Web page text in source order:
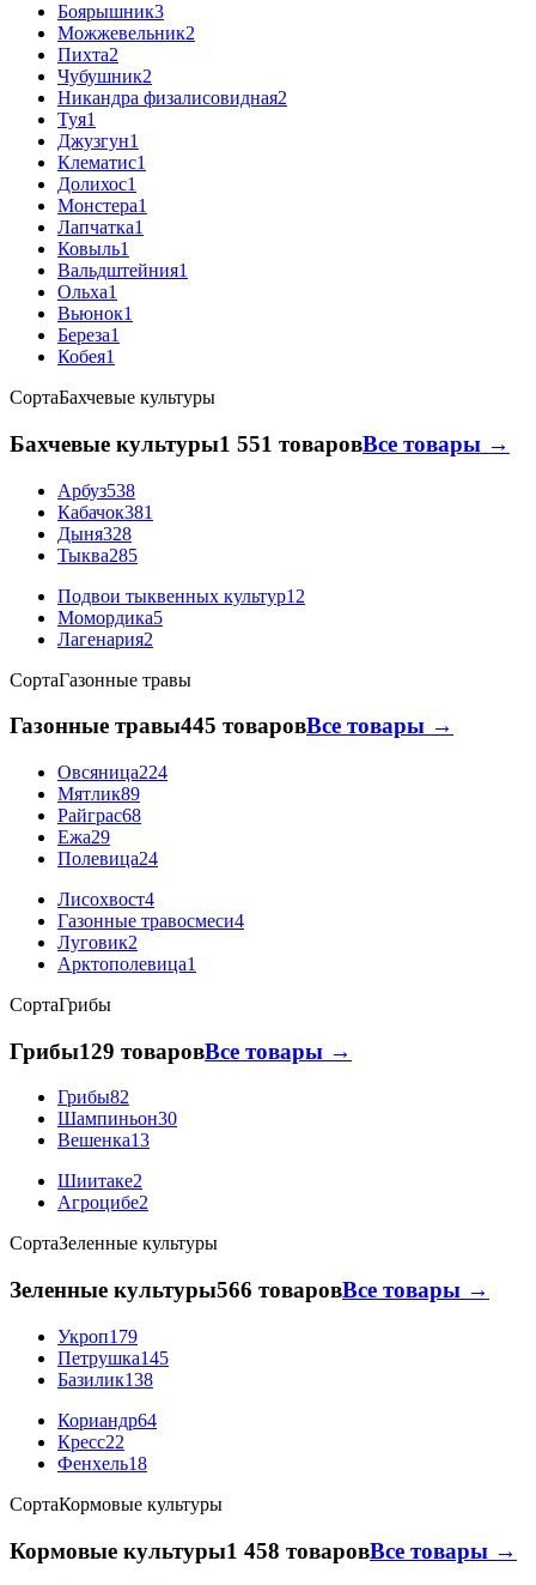
Боярышник3
Можжевельник2
Пихта2
Чубушник2
Никандра физалисовидная2
Туя1
Джузгун1
Клематис1
Долихос1
Монстера1
Лапчатка1
Ковыль1
Вальдштейния1
Ольха1
Вьюнок1
Береза1
Кобея1
СортаБахчевые культуры
Бахчевые культуры1 551 товаровВсе товары →
Арбуз538
Кабачок381
Дыня328
Тыква285
Подвои тыквенных культур12
Момордика5
Лагенария2
СортаГазонные травы
Газонные травы445 товаровВсе товары →
Овсяница224
Мятлик89
Райграс68
Ежа29
Полевица24
Лисохвост4
Газонные травосмеси4
Луговик2
Арктополевица1
СортаГрибы
Грибы129 товаровВсе товары →
Грибы82
Шампиньон30
Вешенка13
Шиитаке2
Агроцибе2
СортаЗеленные культуры
Зеленные культуры566 товаровВсе товары →
Укроп179
Петрушка145
Базилик138
Кориандр64
Кресс22
Фенхель18
СортаКормовые культуры
Кормовые культуры1 458 товаровВсе товары →